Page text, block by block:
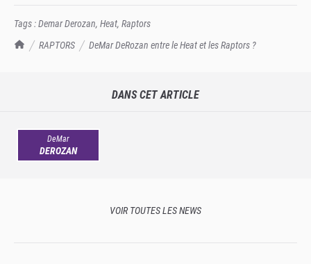
TrashTalk Actu NBA
RAPTORS DeMar DeRozan entre le Heat et les Raptors ?
Tags :Demar Derozan, Heat, Raptors
DANS CET ARTICLE
DeMar
DEROZAN
VOIR TOUTES LES NEWS